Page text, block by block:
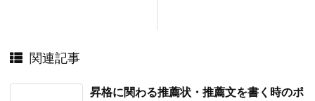
関連記事
昇格に関わる推薦状・推薦文を書く時のポ